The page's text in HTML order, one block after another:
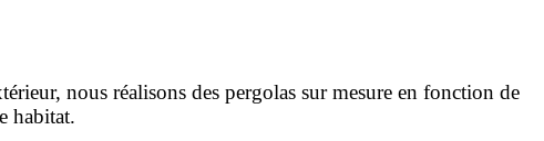
nous réalisons des pergolas sur mesure en fonction de
habitat.